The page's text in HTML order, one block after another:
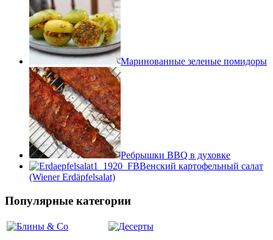
Маринованные зеленые помидоры
Ребрышки BBQ в духовке
Венский картофельный салат
(Wiener Erdäpfelsalat)
Популярные категории